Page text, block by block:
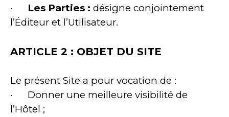
· Les Parties : désigne conjointement
l’Éditeur et l’Utilisateur.
ARTICLE 2 : OBJET DU SITE
Le présent Site a pour vocation de :
· Donner une meilleure visibilité de
l’Hôtel ;